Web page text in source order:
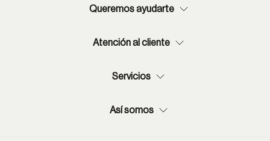
Queremos ayudarte
Atención al cliente
Servicios
Así somos